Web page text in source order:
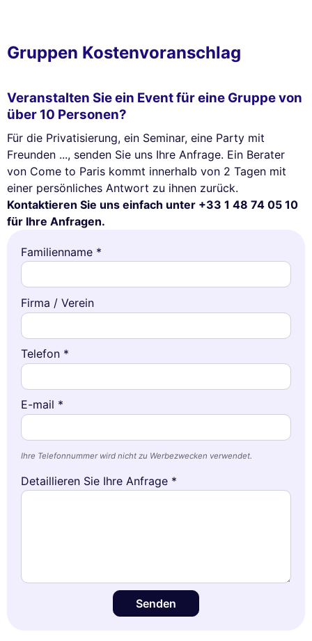
Gruppen Kostenvoranschlag
Veranstalten Sie ein Event für eine Gruppe von
über 10 Personen?
Für die Privatisierung, ein Seminar, eine Party mit
Freunden ..., senden Sie uns Ihre Anfrage. Ein Berater
von Come to Paris kommt innerhalb von 2 Tagen mit
einer persönliches Antwort zu ihnen zurück.
Kontaktieren Sie uns einfach unter +33 1 48 74 05 10
für Ihre Anfragen.
Familienname *
Firma / Verein
Telefon *
E-mail *
Ihre Telefonnummer wird nicht zu Werbezwecken verwendet.
Detaillieren Sie Ihre Anfrage *
Senden